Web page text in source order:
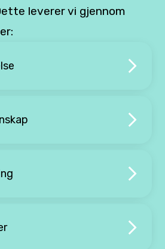
leverer vi gjennom